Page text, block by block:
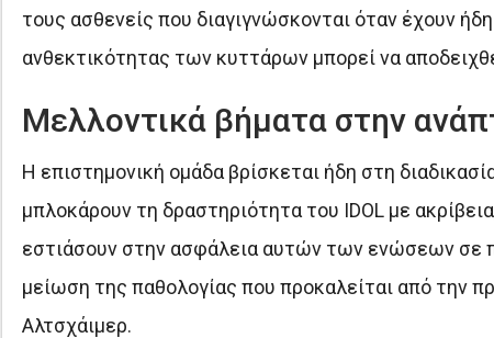
τους ασθενείς που διαγιγνώσκονται όταν έχουν
ανθεκτικότητας των κυττάρων μπορεί να
Μελλοντικά βήματα στην
Η επιστημονική ομάδα βρίσκεται ήδη στη
μπλοκάρουν τη δραστηριότητα του IDOL με
εστιάσουν στην ασφάλεια αυτών των ενώσεων σε
μείωση της παθολογίας που προκαλείται από την
Αλτσχάιμερ.